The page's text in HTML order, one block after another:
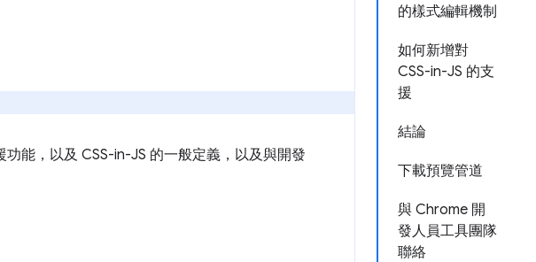
的樣式編輯機制
如何新增對
CSS-in-JS 的支
援
結論
下載預覽管道
與 Chrome 開
發人員工具團隊
聯絡
能，以及 CSS-in-JS 的一般定義，以及與開發